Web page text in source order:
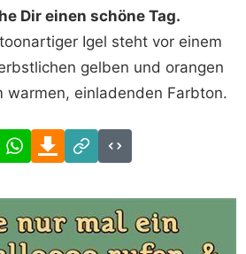
Dir einen schöne Tag.
Igel steht vor einem
gelben und orangen
warmen, einladenden Farbton.
FacebookWhatsAppDownload
Link
Code